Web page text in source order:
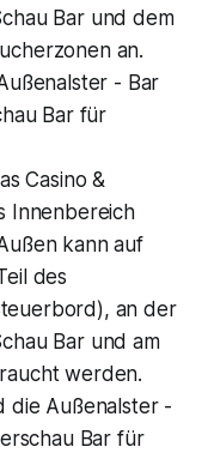
Bar und dem
an.
- Bar
Bar für
Casino &
Innenbereich
kann auf
des
an der
Bar und am
werden.
die Außenalster -
Bar für